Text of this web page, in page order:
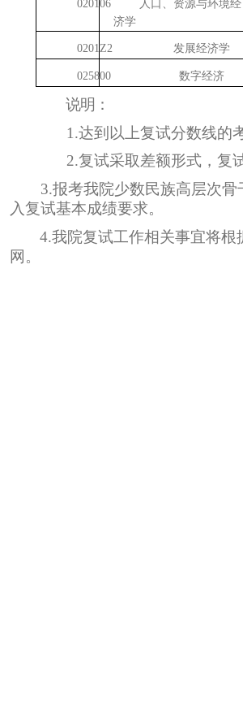
020106
人口、资源与环境经
济学
0201Z2 发展经济学
025800 数字经济
说明：
1.达到以上复试分数线的
2.复试采取差额形式，复
3.报考我院少数民族高层次
入复试基本成绩要求。
4.我院复试工作相关事宜将
网。